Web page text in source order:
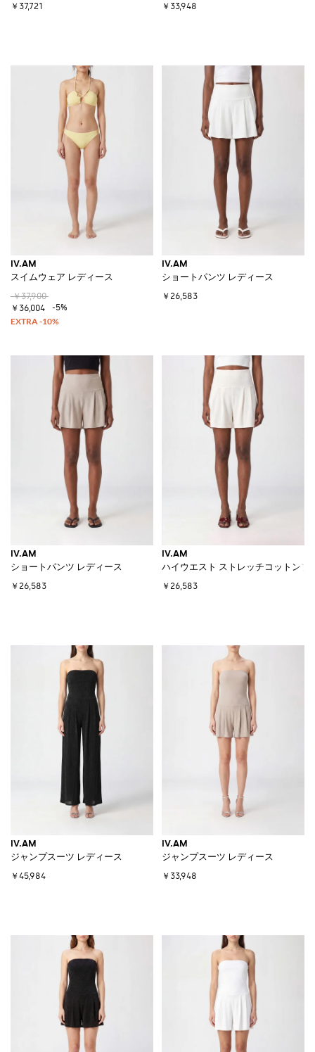
￥37,721 ￥33,948
IV.AM
スイムウェア レディース
￥37,900
￥36,004
-5%
IV.AM
ショートパンツ レディース
￥26,583
IV.AM
ショートパンツ レディース
￥26,583
IV.AM
ハイウエスト ストレッチコットンブ
￥26,583
IV.AM
ジャンプスーツ レディース
￥45,984
IV.AM
ジャンプスーツ レディース
￥33,948